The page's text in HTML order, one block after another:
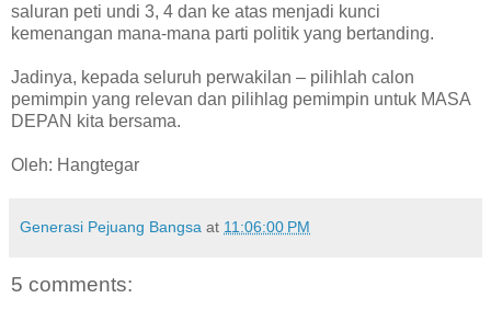
saluran peti undi 3, 4 dan ke atas menjadi kunci
kemenangan mana-mana parti politik yang bertanding.
Jadinya, kepada seluruh perwakilan – pilihlah calon
pemimpin yang relevan dan pilihlag pemimpin untuk MASA
DEPAN kita bersama.
Oleh: Hangtegar
Generasi Pejuang Bangsa at 11:06:00 PM
5 comments: